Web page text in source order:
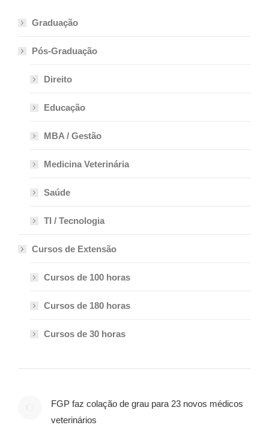
Graduação
Pós-Graduação
Direito
Educação
MBA / Gestão
Medicina Veterinária
Saúde
TI / Tecnologia
Cursos de Extensão
Cursos de 100 horas
Cursos de 180 horas
Cursos de 30 horas
FGP faz colação de grau para 23 novos médicos
veterinários